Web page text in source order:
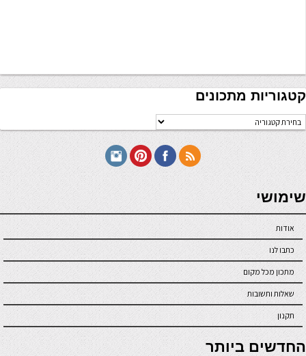
קטגוריות מתכונים
קטגוריות
מתכונים
seriöse online casinos österreich
שימושי
אודות
כתבו לנו
מתכון מכל מקום
שאלות ותשובות
תקנון
online casino
החדשים ביותר